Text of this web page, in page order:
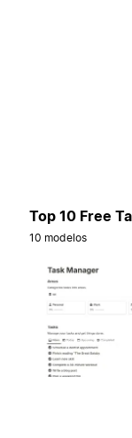
Top 10 Free
10 modelos